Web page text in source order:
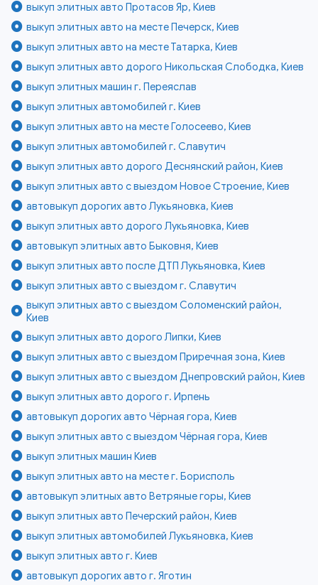
выкуп элитных авто Протасов Яр, Киев
выкуп элитных авто на месте Печерск, Киев
выкуп элитных авто на месте Татарка, Киев
выкуп элитных авто дорого Никольская Слободка, Киев
выкуп элитных машин г. Переяслав
выкуп элитных автомобилей г. Киев
выкуп элитных авто на месте Голосеево, Киев
выкуп элитных автомобилей г. Славутич
выкуп элитных авто дорого Деснянский район, Киев
выкуп элитных авто с выездом Новое Строение, Киев
автовыкуп дорогих авто Лукьяновка, Киев
выкуп элитных авто дорого Лукьяновка, Киев
автовыкуп элитных авто Быковня, Киев
выкуп элитных авто после ДТП Лукьяновка, Киев
выкуп элитных авто с выездом г. Славутич
выкуп элитных авто с выездом Соломенский район,
Киев
выкуп элитных авто дорого Липки, Киев
выкуп элитных авто с выездом Приречная зона, Киев
выкуп элитных авто с выездом Днепровский район, Киев
выкуп элитных авто дорого г. Ирпень
автовыкуп дорогих авто Чёрная гора, Киев
выкуп элитных авто с выездом Чёрная гора, Киев
выкуп элитных машин Киев
выкуп элитных авто на месте г. Борисполь
автовыкуп элитных авто Ветряные горы, Киев
выкуп элитных авто Печерский район, Киев
выкуп элитных автомобилей Лукьяновка, Киев
выкуп элитных авто г. Киев
автовыкуп дорогих авто г. Яготин